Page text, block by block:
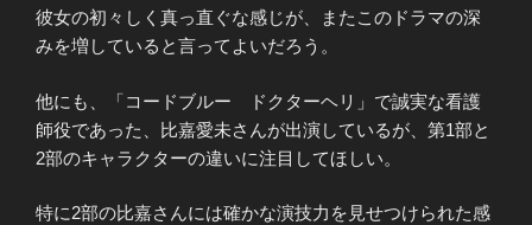
彼女の初々しく真っ直ぐな感じが、またこのドラマの深
みを増していると言ってよいだろう。
他にも、「コードブルー ドクターヘリ」で誠実な看護
師役であった、比嘉愛未さんが出演しているが、第1部と
2部のキャラクターの違いに注目してほしい。
特に2部の比嘉さんには確かな演技力を見せつけられた感